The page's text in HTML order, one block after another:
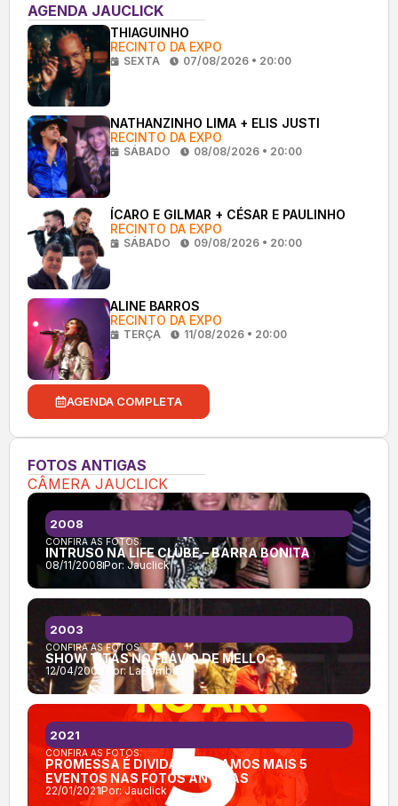
AGENDA JAUCLICK
THIAGUINHO
RECINTO DA EXPO
SEXTA 07/08/2026 • 20:00
NATHANZINHO LIMA + ELIS JUSTI
RECINTO DA EXPO
SÁBADO 08/08/2026 • 20:00
ÍCARO E GILMAR + CÉSAR E PAULINHO
RECINTO DA EXPO
SÁBADO 09/08/2026 • 20:00
ALINE BARROS
RECINTO DA EXPO
TERÇA 11/08/2026 • 20:00
AGENDA COMPLETA
FOTOS ANTIGAS
CÂMERA JAUCLICK
CONFIRA AS FOTOS:
INTRUSO NA LIFE CLUBE – BARRA BONITA
08/11/2008Por: Jauclick
2008
CONFIRA AS FOTOS:
SHOW TITÃS NO FLÁVIO DE MELLO
12/04/2003 Por:LaBomba
2003
CONFIRA AS FOTOS:
PROMESSA É DIVIDA: LIBERAMOS MAIS 5
EVENTOS NAS FOTOS ANTIGAS
22/01/2021Por: Jauclick
2021